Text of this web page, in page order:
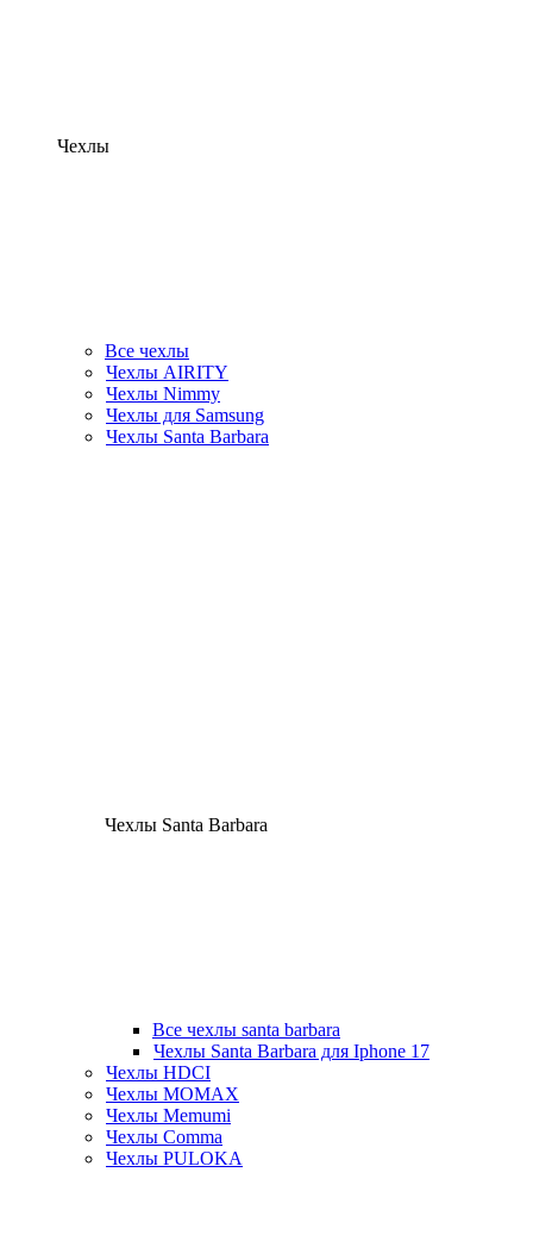
Чехлы
Все чехлы
Чехлы AIRITY
Чехлы Nimmy
Чехлы для Samsung
Чехлы Santa Barbara
Чехлы Santa Barbara
Все чехлы santa barbara
Чехлы Santa Barbara для Iphone 17
Чехлы HDCI
Чехлы MOMAX
Чехлы Memumi
Чехлы Comma
Чехлы PULOKA